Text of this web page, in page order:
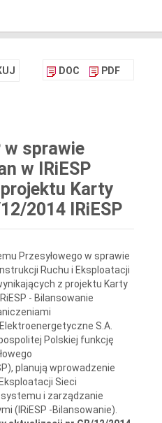
DOC PDF
w sprawie
w IRiESP
Karty
2014 IRiESP
Przesyłowego w sprawie
Ruchu i Eksploatacji
z projektu Karty
- Bilansowanie
S.A.
Polskiej funkcję
planują wprowadzenie
Sieci
systemu i zarządzanie
(IRiESP -Bilansowanie).